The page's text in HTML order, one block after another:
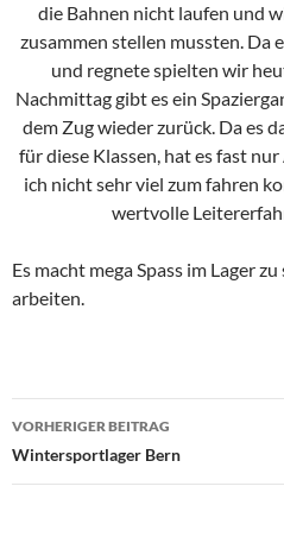
die Bahnen nicht laufen und
zusammen stellen mussten. Da
und regnete spielten wir
Nachmittag gibt es ein
dem Zug wieder zurück. Da es
für diese Klassen, hat es fast
ich nicht sehr viel zum fahren
wertvolle
Es macht mega Spass im Lager
arbeiten.
Beitragsnavigation
VORHERIGER BEITRAG
Wintersportlager Bern